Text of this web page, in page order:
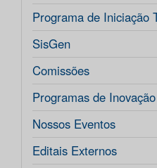
Programa de Iniciação
SisGen
Comissões
Programas de
Nossos Eventos
Editais Externos